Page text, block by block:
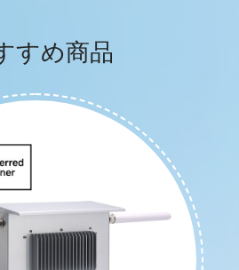
すめ商品